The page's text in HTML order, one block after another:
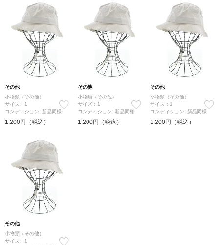
その他
小物類（その他）
サイズ：1
コンディション: 新品同様
1,200円（税込）
その他
小物類（その他）
サイズ：1
コンディション: 新品同様
1,200円（税込）
その他
小物類（その他）
サイズ：1
コンディション: 新品同様
1,200円（税込）
その他
小物類（その他）
サイズ：1